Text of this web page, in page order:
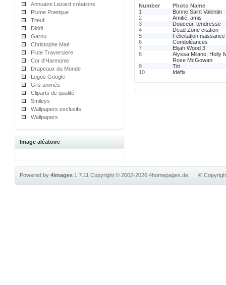
Annuaire Lezard créations
Plume Poetique
Titeuf
Diddl
Garou
Christophe Maé
Flute Traversiere
Cor d'Harmonie
Drapeaux du Monde
Logos Google
Gifs animés
Cliparts de qualité
Smileys
Wallpapers exclusifs
Wallpapers
Image aléatoire
Number
Photo Name
1
Bonne Saint Valentin
2
Amitié, amis
3
Douceur, tendresse
4
Dead Zone citation
5
Félicitation naissance
6
Condoléances
7
Elijah Wood 3
8
Alyssa Milano, Holly
Rose McGowan
9
Titi
10
Idéfix
©
Powered by4images 1.7.11Copyright © 2002-20264homepages.de